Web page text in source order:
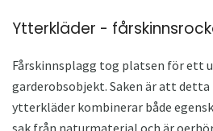
Ytterkläder -
Fårskinnsplagg tog platsen för ett
garderobsobjekt. Saken är att
ytterkläder kombinerar både
sak från naturmaterial och är